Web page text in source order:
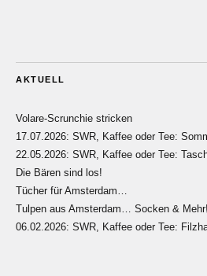
AKTUELL
Volare-Scrunchie stricken
17.07.2026: SWR, Kaffee oder Tee:
22.05.2026: SWR, Kaffee oder Tee:
Die Bären sind los!
Tücher für Amsterdam…
Tulpen aus Amsterdam… Socken & Mehr!
06.02.2026: SWR, Kaffee oder Tee: